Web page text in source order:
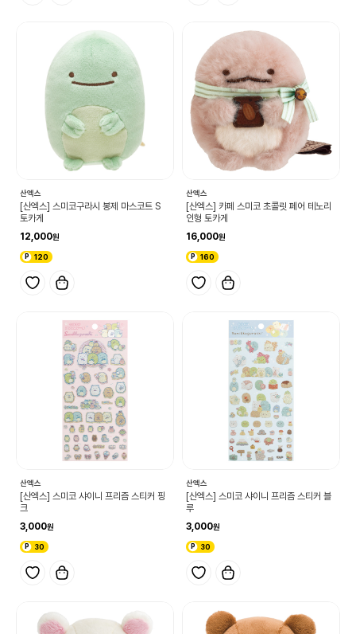
산엑스
[산엑스] 스미코구라시 봉제 마스코트 S
토카게
12,000
120
산엑스
[산엑스] 카페 스미코 초콜릿 페어 테노리
인형 토카게
16,000
160
산엑스
[산엑스] 스미코 샤이니 프리즘 스티커 핑
크
3,000
30
산엑스
[산엑스] 스미코 샤이니 프리즘 스티커 블
루
3,000
30